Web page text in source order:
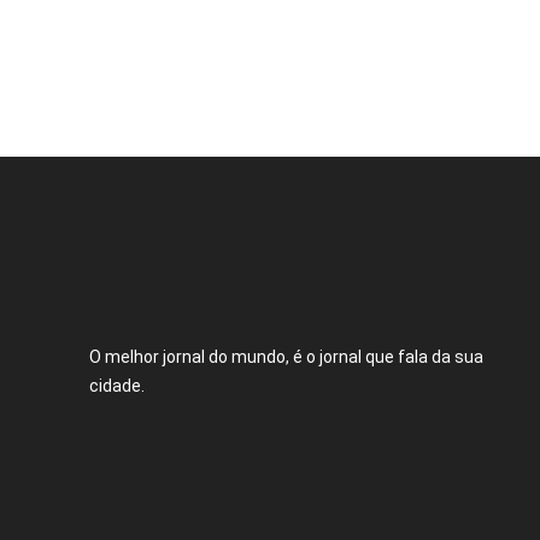
O melhor jornal do mundo, é o jornal que fala da sua
cidade.